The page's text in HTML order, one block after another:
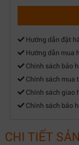
Hướng dẫn đặt
Hướng dẫn mua
Chính sách bảo
Chính sách mua
Chính sách giao
Chính sách bảo
CHI TIẾT